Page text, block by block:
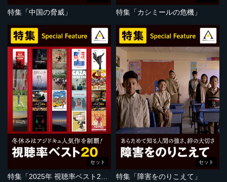
特集「中国の脅威」 特集「カシミールの危機」
セット セット
特集「障害をのりこえて」